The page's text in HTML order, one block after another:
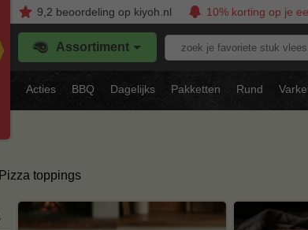
9,2 beoordelingop kiyoh.nl 10% korting op je
Assortiment
Zoek
stuk
vlees..
Acties BBQ Dagelijks Pakketten Rund
Pizza toppings